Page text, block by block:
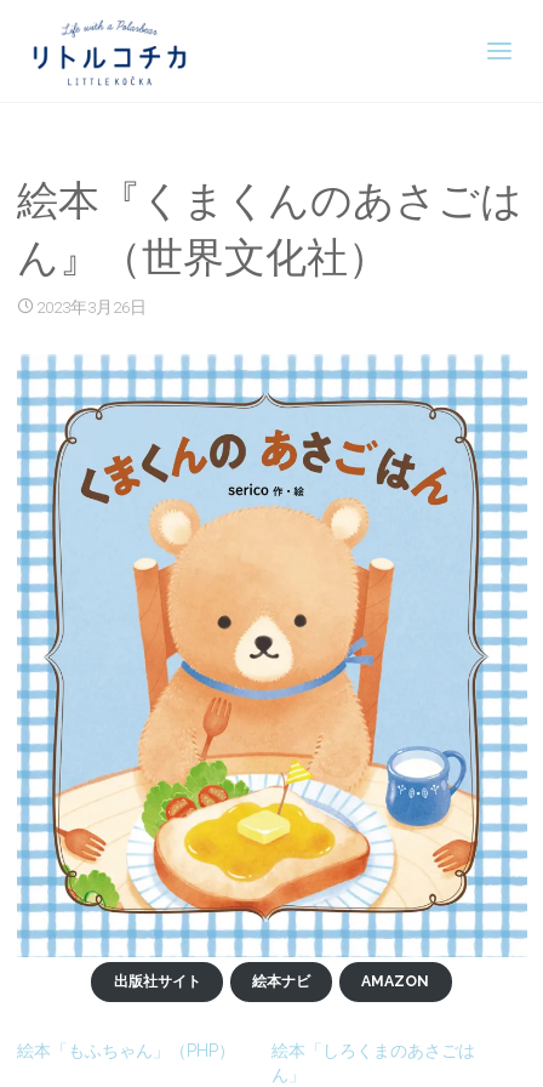
絵本『くまくんのあさごは
ん』（世界文化社）
2023年3月26日
出版社サイト 絵本ナビ AMAZON
絵本「もふちゃん」（PHP）
絵本「しろくまのあさごは
ん」